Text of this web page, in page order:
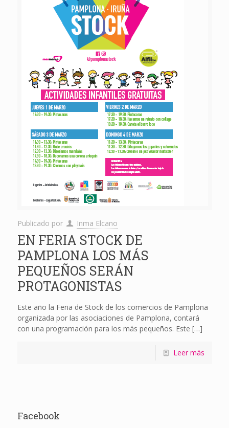
Publicado por Inma Elcano
EN FERIA STOCK DE
PAMPLONA LOS MÁS
PEQUEÑOS SERÁN
PROTAGONISTAS
Este año la Feria de Stock de los comercios de Pamplona
organizada por las asociaciones de Pamplona, contará
con una programación para los más pequeños. Este […]
Leer más
Facebook